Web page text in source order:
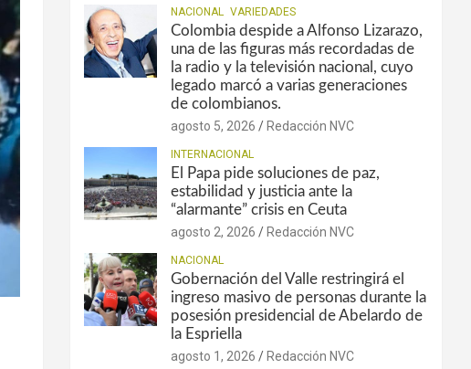
NACIONAL VARIEDADES
Colombia despide a Alfonso Lizarazo,
una de las figuras más recordadas de
la radio y la televisión nacional, cuyo
legado marcó a varias generaciones
de colombianos.
agosto 5, 2026 Redacción NVC
INTERNACIONAL
El Papa pide soluciones de paz,
estabilidad y justicia ante la
“alarmante” crisis en Ceuta
agosto 2, 2026 Redacción NVC
NACIONAL
Gobernación del Valle restringirá el
ingreso masivo de personas durante la
posesión presidencial de Abelardo de
la Espriella
agosto 1, 2026 Redacción NVC